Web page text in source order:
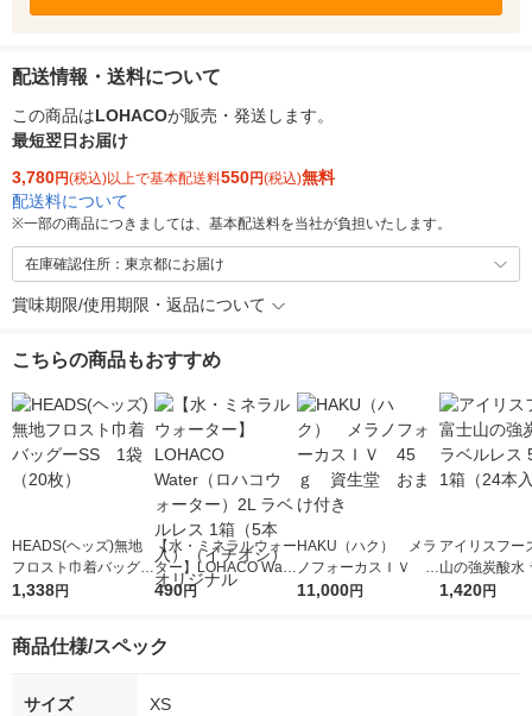
配送情報・送料について
この商品はLOHACOが販売・発送します。
最短翌日お届け
3,780円(税込)以上で基本配送料550円(税込)無料
配送料について
※一部の商品につきましては、基本配送料を当社が負担いたします。
在庫確認住所：東京都にお届け
賞味期限/使用期限・返品について
こちらの商品もおすすめ
HEADS(ヘッズ)無地
フロスト巾着バッグー
SS 1袋（20枚）
1,338円
【水・ミネラルウォー
ター】LOHACO Wate
r（ロハコウォータ
シ） オリジナル
490円
HAKU（ハク） メラ
ノフォーカスＩＶ 4
5ｇ 資生堂 おまけ
11,000円
アイリスフー
山の強炭酸水
レス 500ml 1
1,420円
商品仕様/スペック
サイズ XS